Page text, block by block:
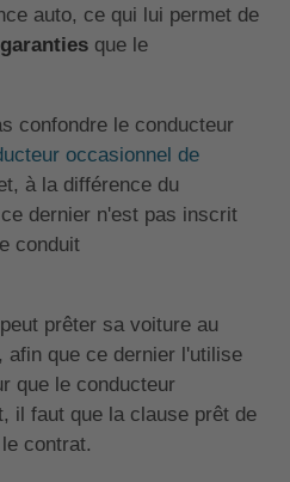
auto, ce qui lui permet de
que le
confondre le conducteur
occasionnel de
à la différence du
dernier n'est pas inscrit
conduit
prêter sa voiture au
afin que ce dernier l'utilise
que le conducteur
il faut que la clause prêt de
contrat.